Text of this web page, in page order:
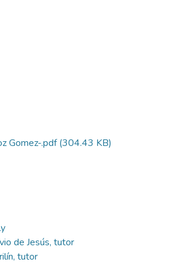
Gomez-.pdf(304.43 KB)
de Jesús, tutor
tutor